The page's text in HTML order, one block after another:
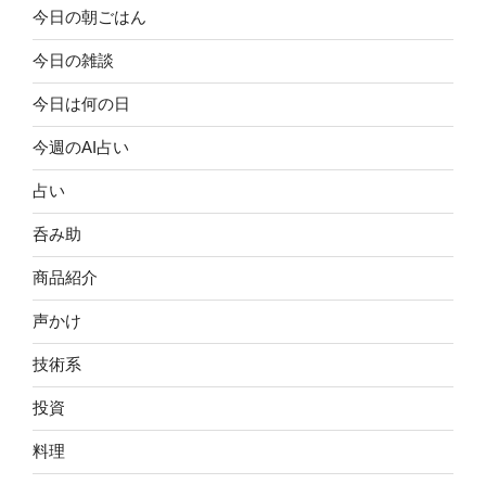
今日の朝ごはん
今日の雑談
今日は何の日
今週のAI占い
占い
呑み助
商品紹介
声かけ
技術系
投資
料理